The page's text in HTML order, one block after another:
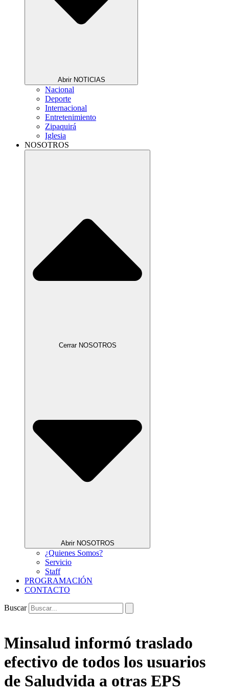
Abrir NOTICIAS
Nacional
Deporte
Internacional
Entretenimiento
Zipaquirá
Iglesia
NOSOTROS
Cerrar NOSOTROS
Abrir NOSOTROS
¿Quienes Somos?
Servicio
Staff
PROGRAMACIÓN
CONTACTO
Buscar
Minsalud informó traslado
efectivo de todos los usuarios
de Saludvida a otras EPS